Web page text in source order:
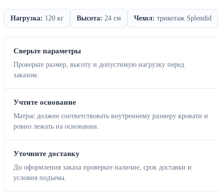
Нагрузка: 120 кг Высота: 24 см Чехол: трикотаж Splendid
Сверьте параметры
Проверьте размер, высоту и допустимую нагрузку перед
заказом.
Учтите основание
Матрас должен соответствовать внутреннему размеру кровати и
ровно лежать на основании.
Уточните доставку
До оформления заказа проверьте наличие, срок доставки и
условия подъема.